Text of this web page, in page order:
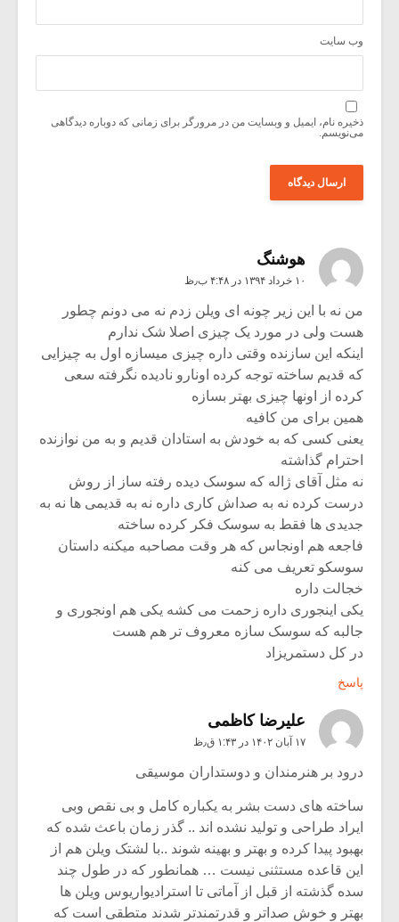
وب‌ سایت
ذخیره نام، ایمیل و وبسایت من در مرورگر برای زمانی که دوباره دیدگاهی
می‌نویسم.
هوشنگ
۱۰ خرداد ۱۳۹۴ در ۴:۴۸ ب٫ظ
من نه با این زیر چونه ای ویلن زدم نه می دونم چطور
هست ولی در مورد یک چیزی اصلا شک ندارم
اینکه این سازنده وقتی داره چیزی میسازه اول به چیزایی
که قدیم ساخته توجه کرده اونارو نادیده نگرفته سعی
کرده از اونها چیزی بهتر بسازه
همین برای من کافیه
یعنی کسی که به خودش به استادان قدیم و به من نوازنده
احترام گذاشته
نه مثل آقای ژاله که سوسک دیده رفته ساز از روش
درست کرده نه به صداش کاری داره نه به قدیمی ها نه به
جدیدی ها فقط به سوسک فکر کرده ساخته
فاجعه هم اونجاس که هر وقت مصاحبه میکنه داستان
سوسکو تعریف می کنه
خجالت داره
یکی اینجوری داره زحمت می کشه یکی هم اونجوری و
جالبه که سوسک سازه معروف تر هم هست
در کل دستمریزاد
پاسخ
علیرضا کاظمی
۱۷ آبان ۱۴۰۲ در ۱:۴۳ ق٫ظ
درود بر هنرمندان و دوستداران موسیقی
ساخته های دست بشر به یکباره کامل و بی نقص وبی
ایراد طراحی و تولید نشده اند .. گذر زمان باعث شده که
بهبود پیدا کرده و بهتر و بهینه شوند ..با لشتک ویلن هم از
این قاعده مستثنی نیست … همانطور که در طول چند
سده گذشته از قبل از آماتی تا استرادیواریوس ویلن ها
بهتر و خوش صداتر و قدرتمندتر شدند متطقی است که